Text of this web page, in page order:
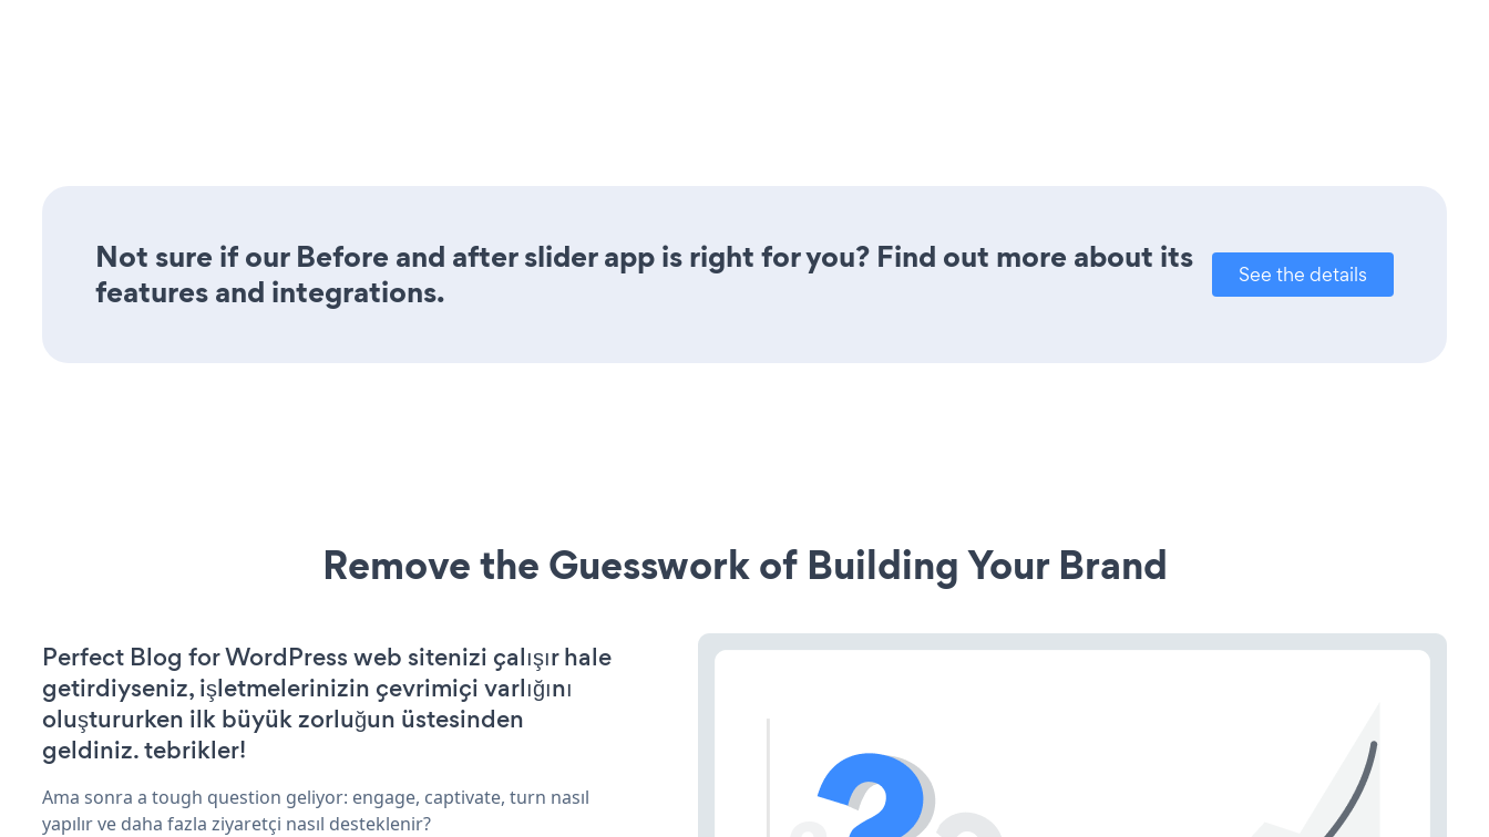
Not sure if our Before and after slider app is right for you? Find out more about its
features and integrations.
See the details
Remove the Guesswork of Building Your Brand
Perfect Blog for WordPress web sitenizi çalışır hale
getirdiyseniz, işletmelerinizin çevrimiçi varlığını
oluştururken ilk büyük zorluğun üstesinden
geldiniz. tebrikler!
Ama sonra a tough question geliyor: engage, captivate, turn nasıl
yapılır ve daha fazla ziyaretçi nasıl desteklenir?